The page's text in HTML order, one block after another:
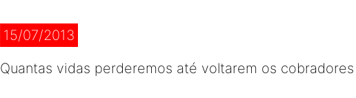
15/07/2013
Quantas vidas perderemos até voltarem os